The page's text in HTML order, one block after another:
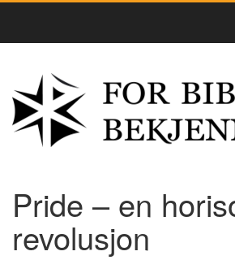
Pride – en
revolusjon